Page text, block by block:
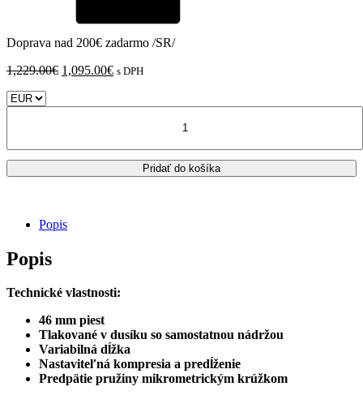
Doprava nad 200€ zadarmo /SR/
1,229.00€ Pôvodná
1,095.00€Aktuálna
s DPH
tlmič
OHLINS
–
Pridať do košíka
Popis
Popis
Technické vlastnosti:
46 mm piest
Tlakované v dusíku so samostatnou nádržou
Variabilná dĺžka
Nastaviteľná kompresia a predĺženie
Predpätie pružiny mikrometrickým krúžkom